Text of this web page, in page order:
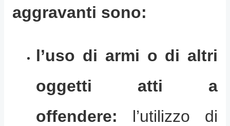
aggravanti sono:
l’uso di armi o di altri
oggetti atti a
offendere: l’utilizzo di